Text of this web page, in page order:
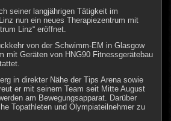
seiner langjährigen Tätigkeit im
nun ein neues Therapiezentrum mit
Linz“ eröffnet.
von der Schwimm-EM in Glasgow
mit Geräten von HNG90 Fitnessgerätebau
in direkter Nähe der Tips Arena sowie
er mit seinem Team seit Mitte August
am Bewegungsapparat. Darüber
Topathleten und Olympiateilnehmer zu